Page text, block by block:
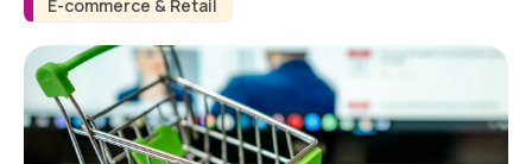
E-commerce & Retail